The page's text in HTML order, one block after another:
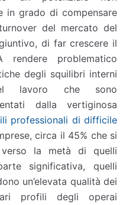
in grado di compensare
del mercato del
di far crescere il
problematico
degli squilibri interni
lavoro che sono
dalla vertiginosa
professionali di difficile
circa il 45% che si
verso la metà di quelli
significativa, quelli
un’elevata qualità dei
profili degli operai